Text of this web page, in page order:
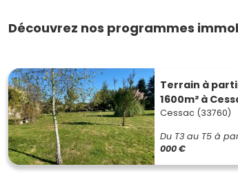
Découvrez nos programmes
Terrain à
1600m² à
Cessac (33760)
Du T3 au T5 à
000 €